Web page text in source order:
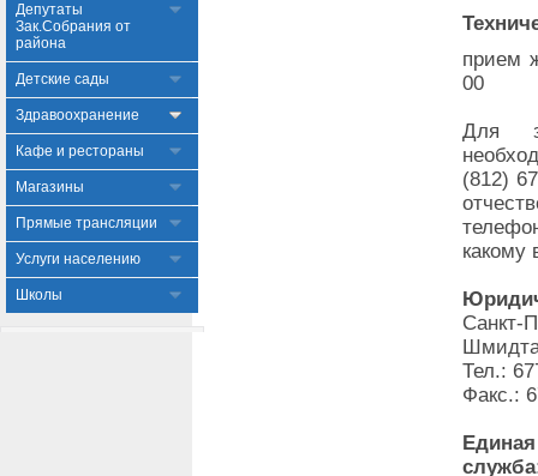
Депутаты
Зак.Собрания от
района
Детские сады
Здравоохранение
Кафе и рестораны
Магазины
Прямые трансляции
Услуги населению
Школы
прием
00
Для
(812)
какому
Тел.:
Факс.:
Единая